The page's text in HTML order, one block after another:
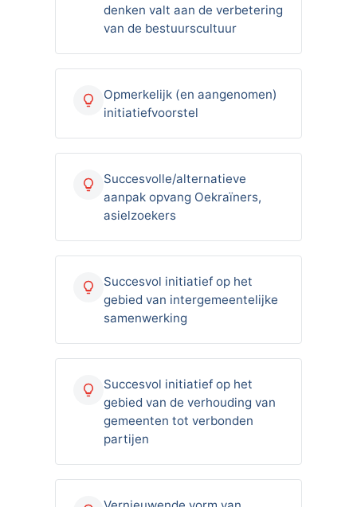
denken valt aan de verbetering
van de bestuurscultuur
Opmerkelijk (en aangenomen)
initiatiefvoorstel
Succesvolle/alternatieve
aanpak opvang Oekraïners,
asielzoekers
Succesvol initiatief op het
gebied van intergemeentelijke
samenwerking
Succesvol initiatief op het
gebied van de verhouding van
gemeenten tot verbonden
partijen